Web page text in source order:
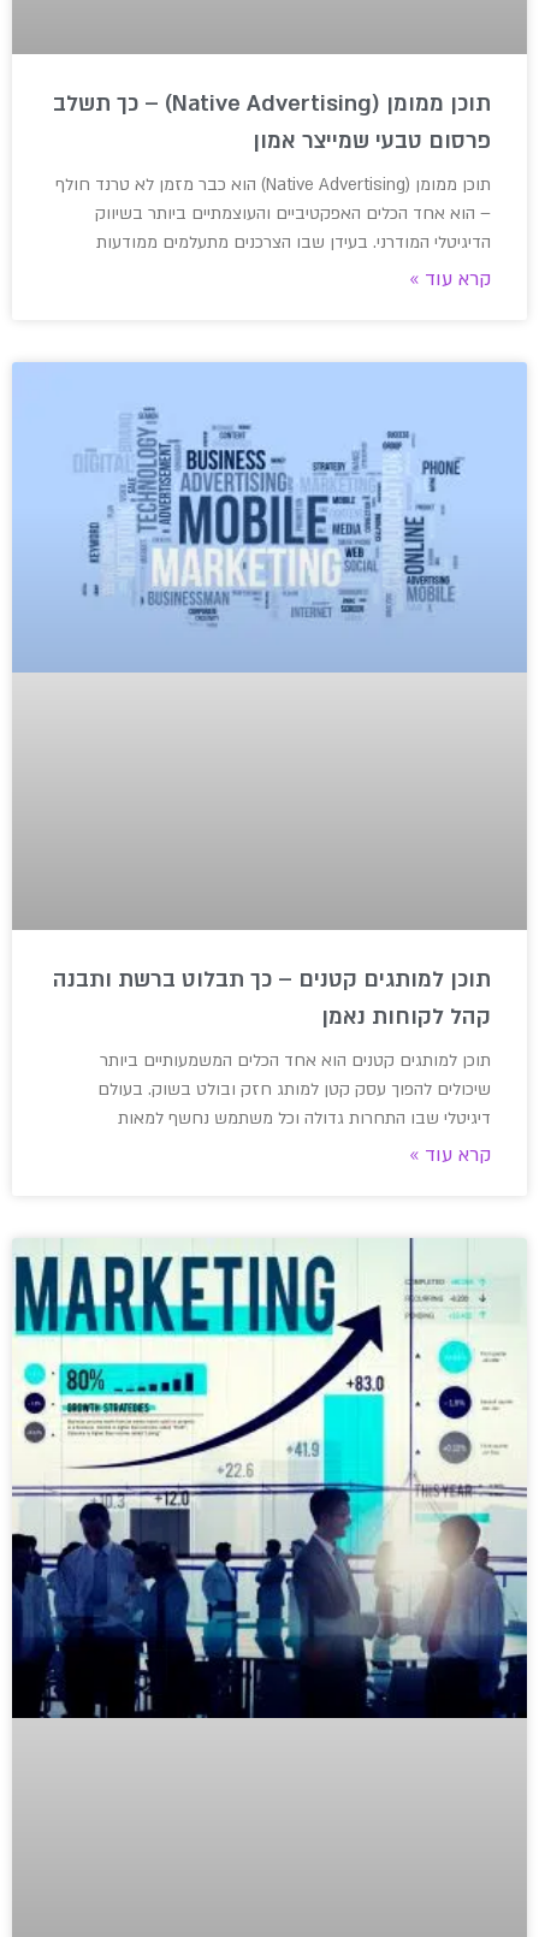
תוכן ממומן (Native Advertising) – כך תשלב
פרסום טבעי שמייצר אמון
תוכן ממומן (Native Advertising) הוא כבר מזמן לא טרנד חולף
– הוא אחד הכלים האפקטיביים והעוצמתיים ביותר בשיווק
הדיגיטלי המודרני. בעידן שבו הצרכנים מתעלמים ממודעות
קרא עוד »
תוכן למותגים קטנים – כך תבלוט ברשת ותבנה
קהל לקוחות נאמן
תוכן למותגים קטנים הוא אחד הכלים המשמעותיים ביותר
שיכולים להפוך עסק קטן למותג חזק ובולט בשוק. בעולם
דיגיטלי שבו התחרות גדולה וכל משתמש נחשף למאות
קרא עוד »